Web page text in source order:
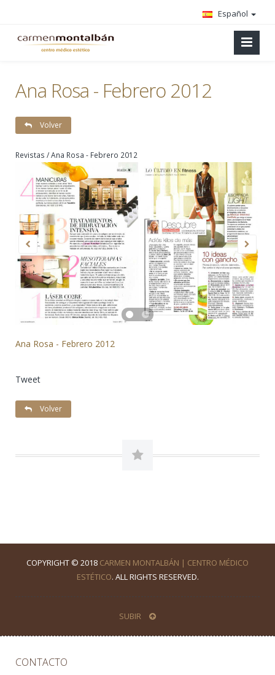
Español
Ana Rosa - Febrero 2012
Volver
Revistas / Ana Rosa - Febrero 2012
Ana Rosa - Febrero 2012
Tweet
Volver
COPYRIGHT © 2018 CARMEN MONTALBÁN | CENTRO MÉDICO
ESTÉTICO. ALL RIGHTS RESERVED.
SUBIR
CONTACTO